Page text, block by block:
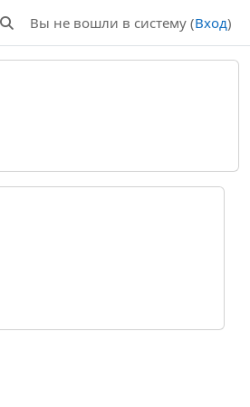
Изменить данные поисковой строки
Вы не вошли в систему (Вход)